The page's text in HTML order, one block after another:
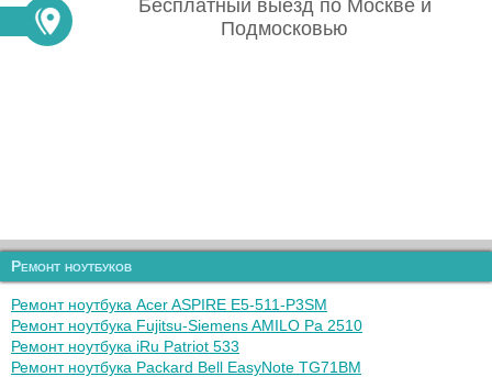
Бесплатный выезд по Москве и
Подмосковью
Ремонт ноутбуков
Ремонт ноутбука Acer ASPIRE E5-511-P3SM
Ремонт ноутбука Fujitsu-Siemens AMILO Pa 2510
Ремонт ноутбука iRu Patriot 533
Ремонт ноутбука Packard Bell EasyNote TG71BM